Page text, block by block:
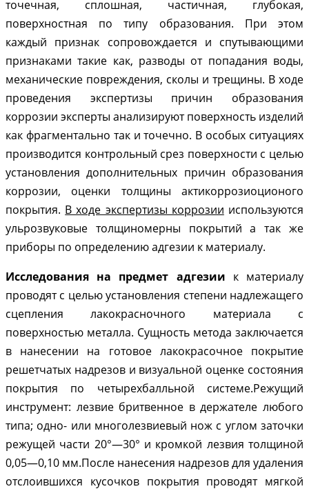
точечная, сплошная, частичная, глубокая,
поверхностная по типу образования. При этом
каждый признак сопровождается и спутывающими
признаками такие как, разводы от попадания воды,
механические повреждения, сколы и трещины. В ходе
проведения экспертизы причин образования
коррозии эксперты анализируют поверхность изделий
как фрагментально так и точечно. В особых ситуациях
производится контрольный срез поверхности с целью
установления дополнительных причин образования
коррозии, оценки толщины актикоррозиоционого
покрытия. В ходе экспертизы коррозии используются
ульрозвуковые толщиномерны покрытий а так же
приборы по определению адгезии к материалу.
Исследования на предмет адгезии к материалу
проводят с целью установления степени надлежащего
сцепления лакокрасночного материала с
поверхностью металла. Сущность метода заключается
в нанесении на готовое лакокрасочное покрытие
решетчатых надрезов и визуальной оценке состояния
покрытия по четырехбалльной системе.Режущий
инструмент: лезвие бритвенное в держателе любого
типа; одно- или многолезвиевый нож с углом заточки
режущей части 20°—30° и кромкой лезвия толщиной
0,05—0,10 мм.После нанесения надрезов для удаления
отслоившихся кусочков покрытия проводят мягкой